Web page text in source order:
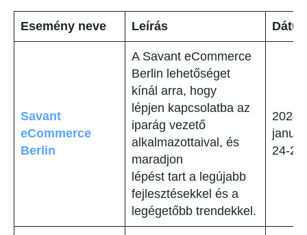
Esemény neve Leírás
Savant
eCommerce
Berlin
A Savant eCommerce
Berlin lehetőséget
kínál arra, hogy
lépjen kapcsolatba az
iparág vezető
alkalmazottaival, és
maradjon
lépést tart a legújabb
fejlesztésekkel és a
legégetőbb trendekkel.
2024.
január
24-25